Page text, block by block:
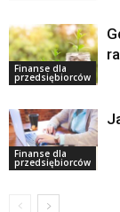
Finanse dla
przedsiębiorców
Finanse dla
przedsiębiorców